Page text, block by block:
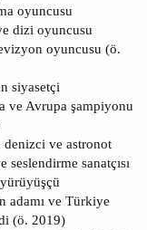
oyuncusu
dizi oyuncusu
oyuncusu (ö.
siyasetçi
ve Avrupa şampiyonu
ve astronot
sanatçısı
adamı ve Türkiye
(ö. 2019)